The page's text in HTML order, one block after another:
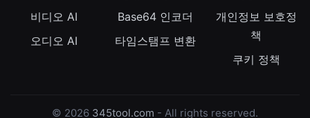
비디오 AI
오디오 AI
Base64 인코더
타임스탬프 변환
개인정보 보호정
책
쿠키 정책
© 2026 345tool.com - All rights reserved.